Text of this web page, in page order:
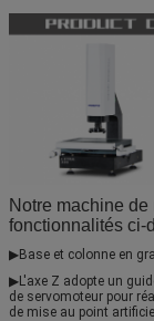
Notre machine
fonctionnalités ci-
▶Base et colonne en
▶L'axe Z adopte un
de servomoteur pour
de mise au point